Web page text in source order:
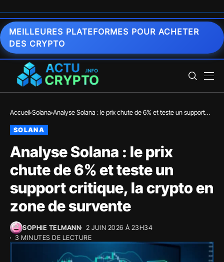
MEILLEURES PLATEFORMES POUR ACHETER
DES CRYPTO
Accueil Solana Analyse Solana : le prix chute de 6% et teste un support
SOLANA
Analyse Solana : le prix
chute de 6% et teste un
support critique, la crypto en
zone de survente
SOPHIE TELMANN
2 JUIN 2026 À 23H34
3 MINUTES DE LECTURE